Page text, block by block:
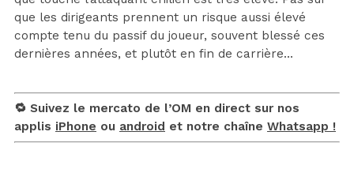
que les dirigeants prennent un risque aussi élevé
compte tenu du passif du joueur, souvent blessé ces
dernières années, et plutôt en fin de carrière…
🔁 Suivez le mercato de l’OM en direct sur nos
applis iPhone ou android et notre chaîne Whatsapp !